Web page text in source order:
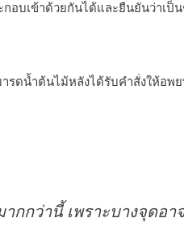
อบเข้าด้วยกันได้และยืนยันว่าเป็
รดน้ำต้นไม้หลังได้รับคำสั่งให้อ
กว่านี้ เพราะบางจุดอ